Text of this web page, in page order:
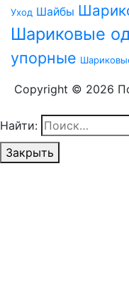
Уход Шайбы
Шариковые
упорные
Copyright © 2026
Найти:
Закрыть